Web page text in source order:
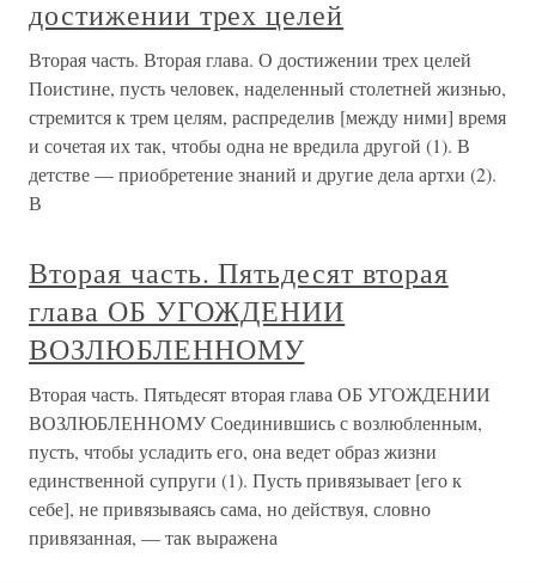
достижении трех целей
Вторая часть. Вторая глава. О достижении трех целей
Поистине, пусть человек, наделенный столетней жизнью,
стремится к трем целям, распределив [между ними] время
и сочетая их так, чтобы одна не вредила другой (1). В
детстве — приобретение знаний и другие дела артхи (2).
В
Вторая часть. Пятьдесят вторая
глава ОБ УГОЖДЕНИИ
ВОЗЛЮБЛЕННОМУ
Вторая часть. Пятьдесят вторая глава ОБ УГОЖДЕНИИ
ВОЗЛЮБЛЕННОМУ Соединившись с возлюбленным,
пусть, чтобы усладить его, она ведет образ жизни
единственной супруги (1). Пусть привязывает [его к
себе], не привязываясь сама, но действуя, словно
привязанная, — так выражена